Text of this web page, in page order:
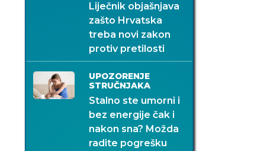
Liječnik objašnjava
zašto Hrvatska
treba novi zakon
protiv pretilosti
UPOZORENJE
STRUČNJAKA
Stalno ste umorni i
bez energije čak i
nakon sna? Možda
radite pogrešku